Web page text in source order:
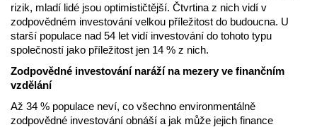
rizik, mladí lidé jsou optimističtější. Čtvrtina z nich vidí v
zodpovědném investování velkou příležitost do budoucna. U
starší populace nad 54 let vidí investování do tohoto typu
společností jako příležitost jen 14 % z nich.
Zodpovědné investování naráží na mezery ve finančním
vzdělání
Až 34 % populace neví, co všechno environmentálně
zodpovědné investování obnáší a jak může jejich finance